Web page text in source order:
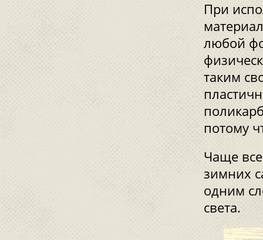
При
любой
таким
потому
Чаще
зимних
одним
света.